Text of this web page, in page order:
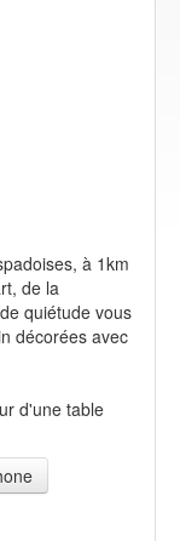
à 1km
de la
quiétude vous
décorées avec
d'une table